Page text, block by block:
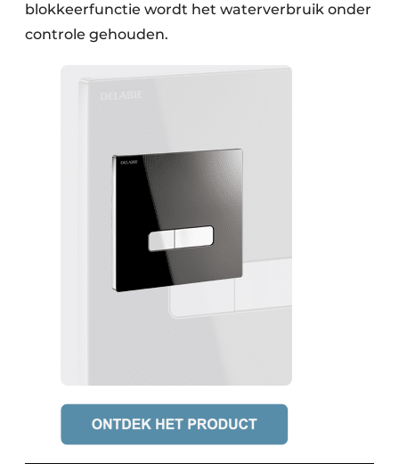
blokkeerfunctie wordt het waterverbruik onder
controle gehouden.